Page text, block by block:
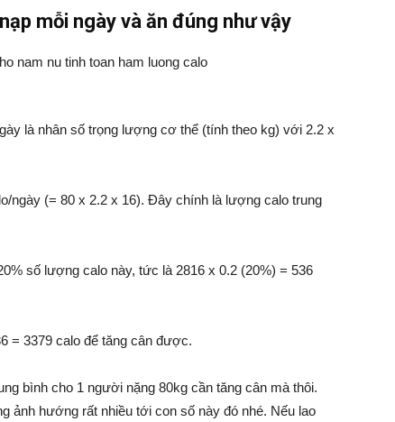
mỗi ngày và ăn đúng như vậy
là nhân số trọng lượng cơ thể (tính theo kg) với 2.2 x
ngày (= 80 x 2.2 x 16). Đây chính là lượng calo trung
số lượng calo này, tức là 2816 x 0.2 (20%) = 536
= 3379 calo để tăng cân được.
bình cho 1 người nặng 80kg cần tăng cân mà thôi.
ảnh hướng rất nhiều tới con số này đó nhé. Nếu lao